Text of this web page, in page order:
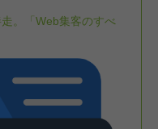
。「Web集客のすべ